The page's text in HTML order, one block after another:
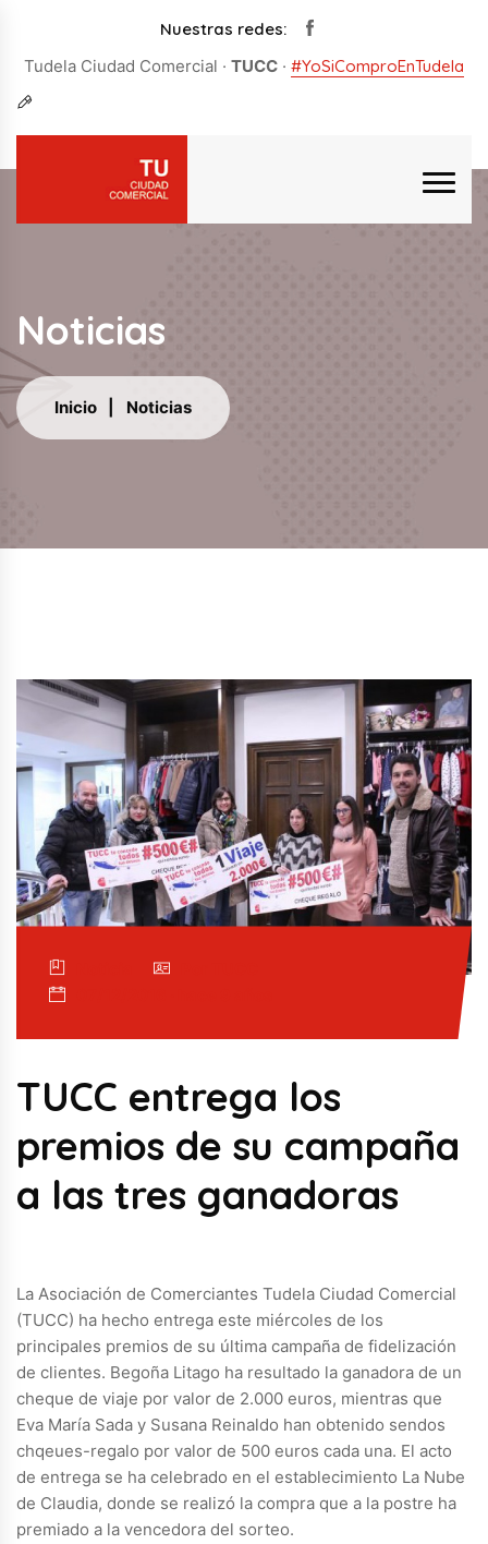
Nuestras redes:
Tudela Ciudad Comercial · TUCC · #YoSiComproEnTudela
Noticias
Inicio Noticias
TUCC entrega los
premios de su campaña
a las tres ganadoras
La Asociación de Comerciantes Tudela Ciudad Comercial
(TUCC) ha hecho entrega este miércoles de los
principales premios de su última campaña de fidelización
de clientes. Begoña Litago ha resultado la ganadora de un
cheque de viaje por valor de 2.000 euros, mientras que
Eva María Sada y Susana Reinaldo han obtenido sendos
chqeues-regalo por valor de 500 euros cada una. El acto
de entrega se ha celebrado en el establecimiento La Nube
de Claudia, donde se realizó la compra que a la postre ha
premiado a la vencedora del sorteo.